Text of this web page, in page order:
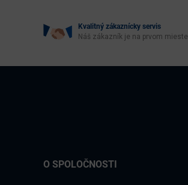
Kvalitný zákaznícky servis
Náš zákazník je na prvom mieste
O SPOLOČNOSTI